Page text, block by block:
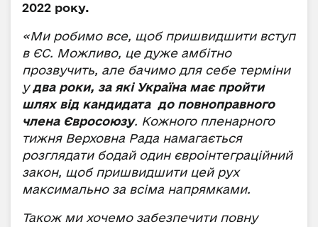
2022 року.
«Ми робимо все, щоб пришвидшити вступ
в ЄС. Можливо, це дуже амбітно
прозвучить, але бачимо для себе терміни
удва роки, за які Україна має пройти
шлях від кандидата до повноправного
члена Євросоюзу. Кожного пленарного
тижня Верховна Рада намагається
розглядати бодай один євроінтеграційний
закон, щоб пришвидшити цей рух
максимально за всіма напрямками.
Також ми хочемо забезпечити повну